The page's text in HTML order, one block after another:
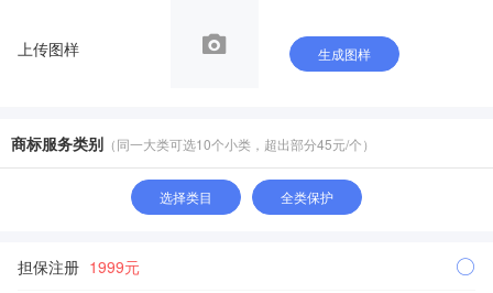
上传图样 生成图样
商标服务类别 （同一大类可选10个小类，超出部分45元/个）
选择类目 全类保护
担保注册 1999元